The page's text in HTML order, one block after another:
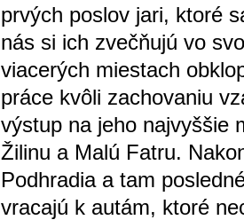
prvých poslov jari, ktoré
nás si ich zvečňujú vo
viacerých miestach
práce kvôli zachovaniu
výstup na jeho najvyššie
Žilinu a Malú Fatru.
Podhradia a tam
vracajú k autám, ktoré